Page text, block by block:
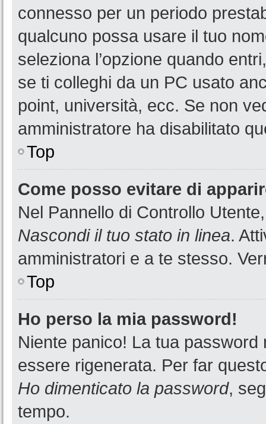
connesso per un periodo
qualcuno possa usare il tuo
seleziona l’opzione quando
se ti colleghi da un PC usato
point, università, ecc. Se non
amministratore ha disabilitato
Top
Come posso evitare di
Nel Pannello di Controllo
Nascondi il tuo stato in linea.
amministratori e a te stesso.
Top
Ho perso la mia password!
Niente panico! La tua
essere rigenerata. Per far
Ho dimenticato la password,
tempo.